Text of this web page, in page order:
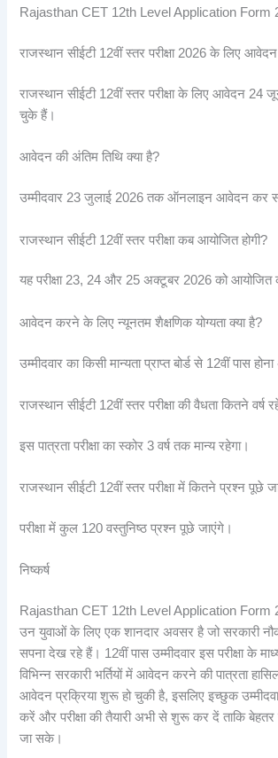
Rajasthan CET 12th Level Application Form
राजस्थान सीईटी 12वीं स्तर परीक्षा 2026 के लिए
राजस्थान सीईटी 12वीं स्तर परीक्षा के लिए आवेदन
चुके हैं।
आवेदन की अंतिम तिथि क्या है?
उम्मीदवार 23 जुलाई 2026 तक ऑनलाइन आवेदन कर
राजस्थान सीईटी 12वीं स्तर परीक्षा कब आयोजित होगी?
यह परीक्षा 23, 24 और 25 अक्टूबर 2026 को आयोजित
आवेदन करने के लिए न्यूनतम शैक्षणिक योग्यता क्या है?
उम्मीदवार का किसी मान्यता प्राप्त बोर्ड से 12वीं पास होना
राजस्थान सीईटी 12वीं स्तर परीक्षा की वैधता कितने वर्ष
इस पात्रता परीक्षा का स्कोर 3 वर्ष तक मान्य रहेगा।
राजस्थान सीईटी 12वीं स्तर परीक्षा में कितने प्रश्न पूछे
परीक्षा में कुल 120 वस्तुनिष्ठ प्रश्न पूछे जाएंगे।
निष्कर्ष
Rajasthan CET 12th Level Application Form
उन युवाओं के लिए एक शानदार अवसर है जो सरकारी
सपना देख रहे हैं। 12वीं पास उम्मीदवार इस परीक्षा के
विभिन्न सरकारी भर्तियों में आवेदन करने की पात्रता
आवेदन प्रक्रिया शुरू हो चुकी है, इसलिए इच्छुक
करें और परीक्षा की तैयारी अभी से शुरू कर दें ताकि बेहतर
जा सके।